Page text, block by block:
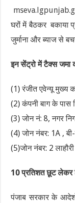
घरों में बैठकर बकाया
जुर्माना और ब्याज से
इन सेंट्रो में टैक्स जमा
(1) रंजीत एवेन्यू मुख्य
(2) कंपनी बाग के पास
(3) जोन नं: 8, नगर
(4) जोन नंबर: 1A ,
(5)जोन नंबर: 2
10 प्रतिशत छूट लेकर
पंजाब सरकार के